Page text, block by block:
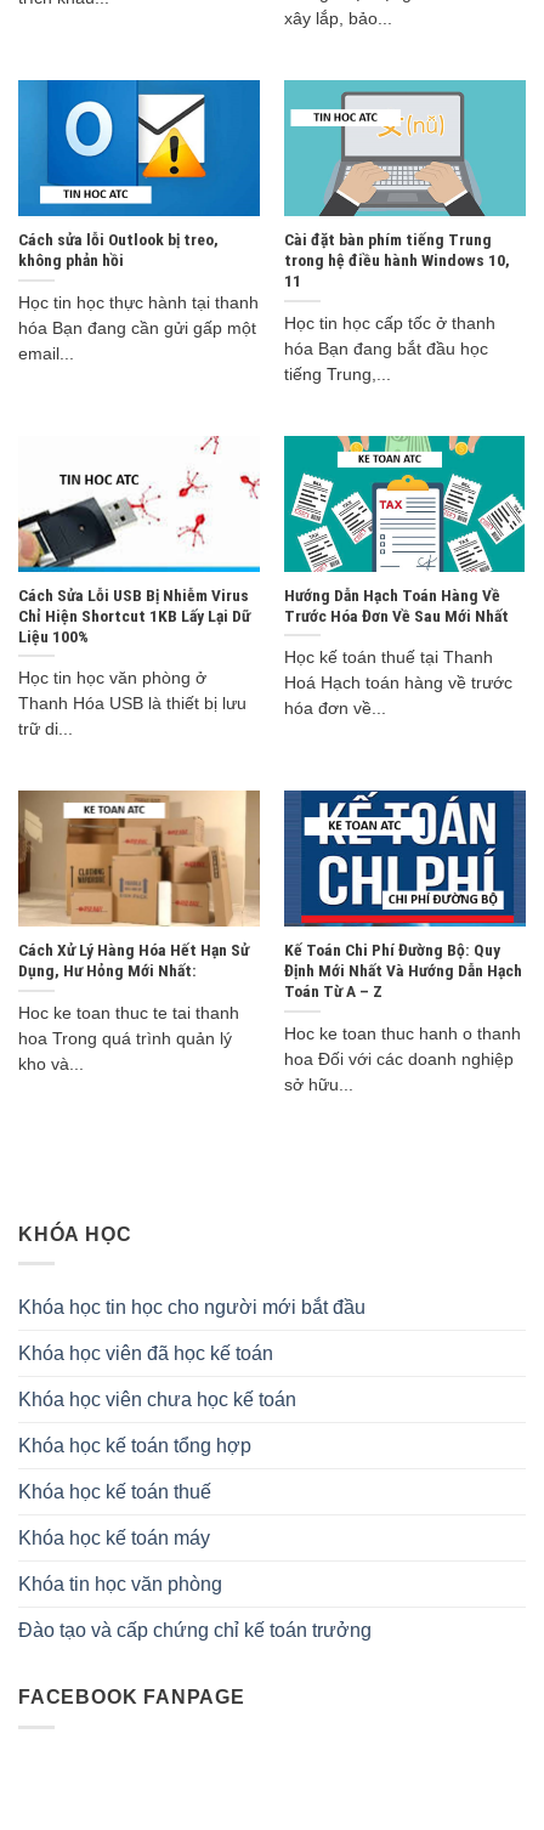
xây lắp, bảo...
Cách sửa lỗi Outlook bị treo,
không phản hồi
Học tin học thực hành tại thanh
hóa Bạn đang cần gửi gấp một
email...
Cài đặt bàn phím tiếng Trung
trong hệ điều hành Windows 10,
11
Học tin học cấp tốc ở thanh
hóa Bạn đang bắt đầu học
tiếng Trung,...
Cách Sửa Lỗi USB Bị Nhiễm Virus
Chỉ Hiện Shortcut 1KB Lấy Lại Dữ
Liệu 100%
Học tin học văn phòng ở
Thanh Hóa USB là thiết bị lưu
trữ di...
Hướng Dẫn Hạch Toán Hàng Về
Trước Hóa Đơn Về Sau Mới Nhất
Học kế toán thuế tại Thanh
Hoá Hạch toán hàng về trước
hóa đơn về...
Cách Xử Lý Hàng Hóa Hết Hạn Sử
Dụng, Hư Hỏng Mới Nhất:
Hoc ke toan thuc te tai thanh
hoa Trong quá trình quản lý
kho và...
Kế Toán Chi Phí Đường Bộ: Quy
Định Mới Nhất Và Hướng Dẫn Hạch
Toán Từ A – Z
Hoc ke toan thuc hanh o thanh
hoa Đối với các doanh nghiệp
sở hữu...
KHÓA HỌC
Khóa học tin học cho người mới bắt đầu
Khóa học viên đã học kế toán
Khóa học viên chưa học kế toán
Khóa học kế toán tổng hợp
Khóa học kế toán thuế
Khóa học kế toán máy
Khóa tin học văn phòng
Đào tạo và cấp chứng chỉ kế toán trưởng
FACEBOOK FANPAGE